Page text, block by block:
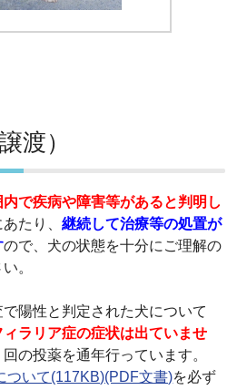
渡）
で疾病や障害等があると判明し
あたり、継続して治療等の処置が
ので、犬の状態を十分にご理解の
。
陽性と判定された犬について
ラリア症の症状は出ていませ
の投薬を通年行っています。
ついて(117KB)(PDF文書)を必ず